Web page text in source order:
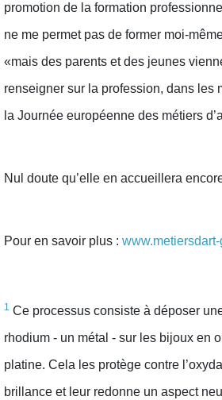
promotion de la formation
ne me permet pas de former moi-
«mais des parents et des jeunes
renseigner sur la profession, dans les
la Journée européenne des métiers
Nul doute qu’elle en accueillera
Pour en savoir plus :
1 Ce processus consiste à déposer
rhodium - un métal - sur les bijoux en
platine. Cela les protège contre
brillance et leur redonne un aspect